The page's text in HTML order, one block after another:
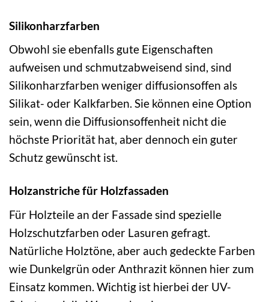
Silikonharzfarben
Obwohl sie ebenfalls gute Eigenschaften
aufweisen und schmutzabweisend sind, sind
Silikonharzfarben weniger diffusionsoffen als
Silikat- oder Kalkfarben. Sie können eine Option
sein, wenn die Diffusionsoffenheit nicht die
höchste Priorität hat, aber dennoch ein guter
Schutz gewünscht ist.
Holzanstriche für Holzfassaden
Für Holzteile an der Fassade sind spezielle
Holzschutzfarben oder Lasuren gefragt.
Natürliche Holztöne, aber auch gedeckte Farben
wie Dunkelgrün oder Anthrazit können hier zum
Einsatz kommen. Wichtig ist hierbei der UV-